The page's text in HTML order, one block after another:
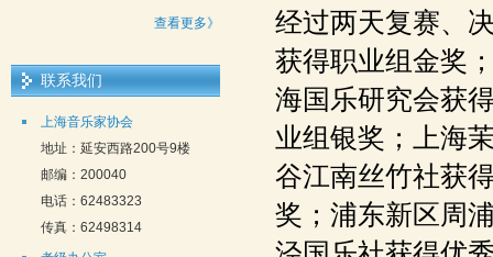
查看更多》
联系我们
上海音乐家协会
地址：延安西路200号9楼
邮编：200040
电话：62483323
传真：62498314
经过两天复赛、
获得职业组金奖
海国乐研究会获
业组银奖；上海
谷江南丝竹社获
奖；浦东新区周